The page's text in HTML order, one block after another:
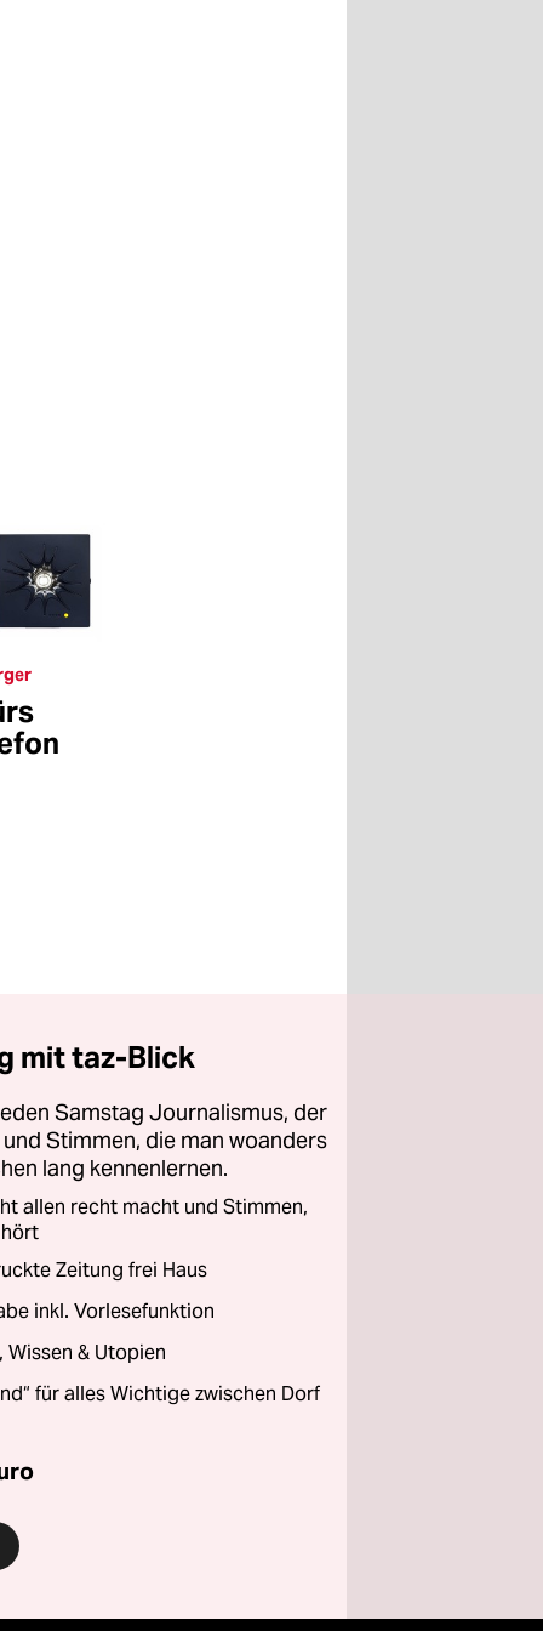
mit taz-Blick
Samstag Journalismus, der
Stimmen, die man woanders
lang kennenlernen.
allen recht macht und Stimmen,
Zeitung frei Haus
inkl. Vorlesefunktion
& Utopien
für alles Wichtige zwischen Dorf